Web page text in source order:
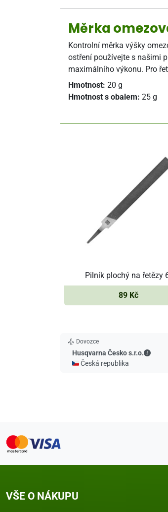
Měrka
Kontrolní měrka výšky
ostření používejte s našimi
maximálního výkonu. Pro
Hmotnost: 20 g
Hmotnost s obalem: 25 g
Pilník plochý na řetězy
89 Kč
Dovozce
Husqvarna Česko s.r.o.
🇨🇿 Česká republika
VŠE O NÁKUPU